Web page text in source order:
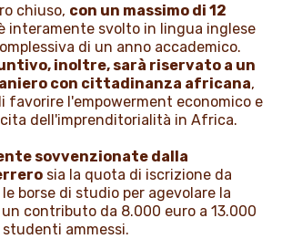
chiuso, con un massimo di 12
interamente svolto in lingua inglese
di un anno accademico.
inoltre, sarà riservato a un
con cittadinanza africana,
favorire l'empowerment economico e
dell'imprenditorialità in Africa.
sovvenzionate dalla
sia la quota di iscrizione da
borse di studio per agevolare la
contributo da 8.000 euro a 13.000
ammessi.